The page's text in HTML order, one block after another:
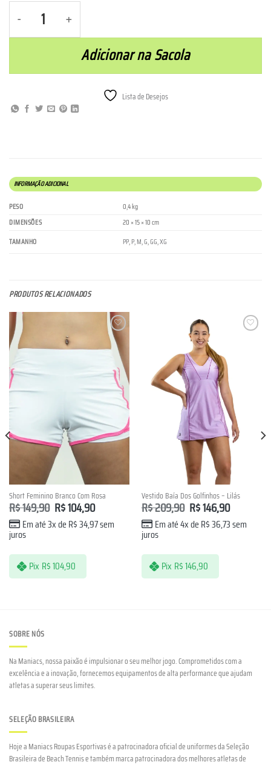
Adicionar na Sacola
Lista de Desejos
INFORMAÇÃO ADICIONAL
PESO
0,4 kg
DIMENSÕES
20 × 15 × 10 cm
TAMANHO
PP,P,M,G,GG,XG
PRODUTOS RELACIONADOS
Lista de
Desejos
Short Feminino Branco Com Rosa
R$149,90 R$104,90
Em até 3x de R$34,97sem
juros
Pix R$104,90
Vestido Baía Dos Golfinhos – Lilás
R$209,90 R$146,90
Em até 4x de R$36,73sem
juros
Pix R$146,90
SOBRE NÓS
Na Maniacs, nossa paixão é impulsionar o seu melhor jogo. Comprometidos com a
excelência e a inovação, fornecemos equipamentos de alta performance que ajudam
atletas a superar seus limites.
SELEÇÃO BRASILEIRA
Hoje a Maniacs Roupas Esportivas é a patrocinadora oficial de uniformes da Seleção
Brasileira de Beach Tennis e também marca patrocinadora dos melhores atletas de